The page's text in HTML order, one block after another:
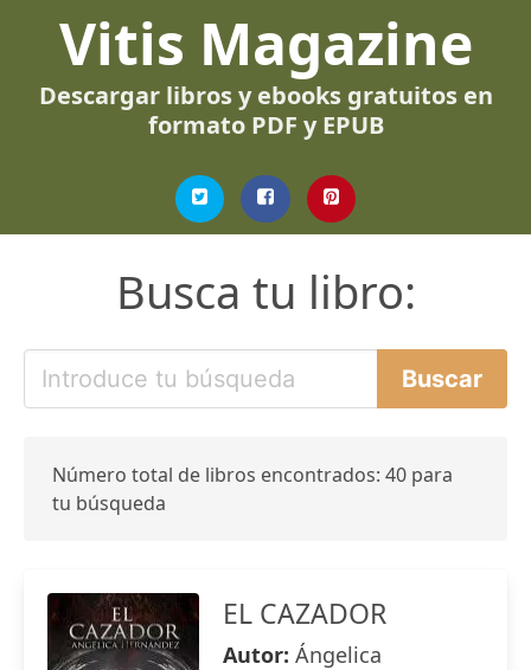
Vitis Magazine
Descargar libros y ebooks gratuitos en
formato PDF y EPUB
Busca tu libro:
Número total de libros encontrados: 40 para
tu búsqueda
EL CAZADOR
Autor: Ángelica